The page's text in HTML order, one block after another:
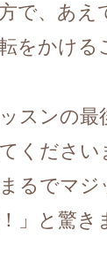
で、あえ
をかける
スンの最
ください
るでマジ
」と驚き